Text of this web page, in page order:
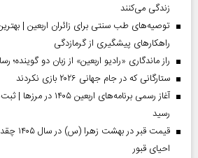
زندگی می‌کنند
توصیه‌های طب سنتی برای زائران اربعین |
راهکارهای پیشگیری از گرمازدگی
راز ماندگاری «رادیو اربعین» از زبان دو
ستارگانی که در جام جهانی ۲۰۲۶ بازی نکردند
رسید
قیمت
احیای قبور